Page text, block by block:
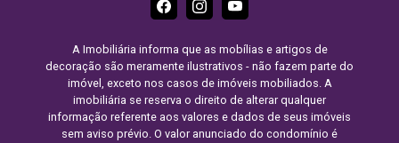
A Imobiliária informa que as mobílias e artigos de
decoração são meramente ilustrativos - não fazem parte do
imóvel, exceto nos casos de imóveis mobiliados. A
imobiliária se reserva o direito de alterar qualquer
informação referente aos valores e dados de seus imóveis
sem aviso prévio. O valor anunciado do condomínio é